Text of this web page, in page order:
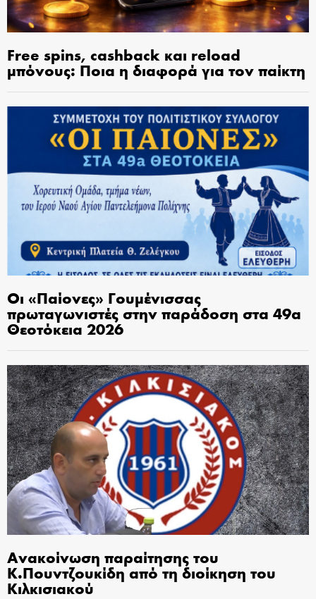
Free spins, cashback και reload
μπόνους: Ποια η διαφορά για τον παίκτη
Οι «Παίονες» Γουμένισσας
πρωταγωνιστές στην παράδοση στα 49α
Θεοτόκεια 2026
Ανακοίνωση παραίτησης του
Κ.Πουντζουκίδη από τη διοίκηση του
Κιλκισιακού